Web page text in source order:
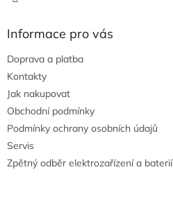
Informace pro vás
Doprava a platba
Kontakty
Jak nakupovat
Obchodní podmínky
Podmínky ochrany osobních údajů
Servis
Zpětný odběr elektrozařízení a baterií